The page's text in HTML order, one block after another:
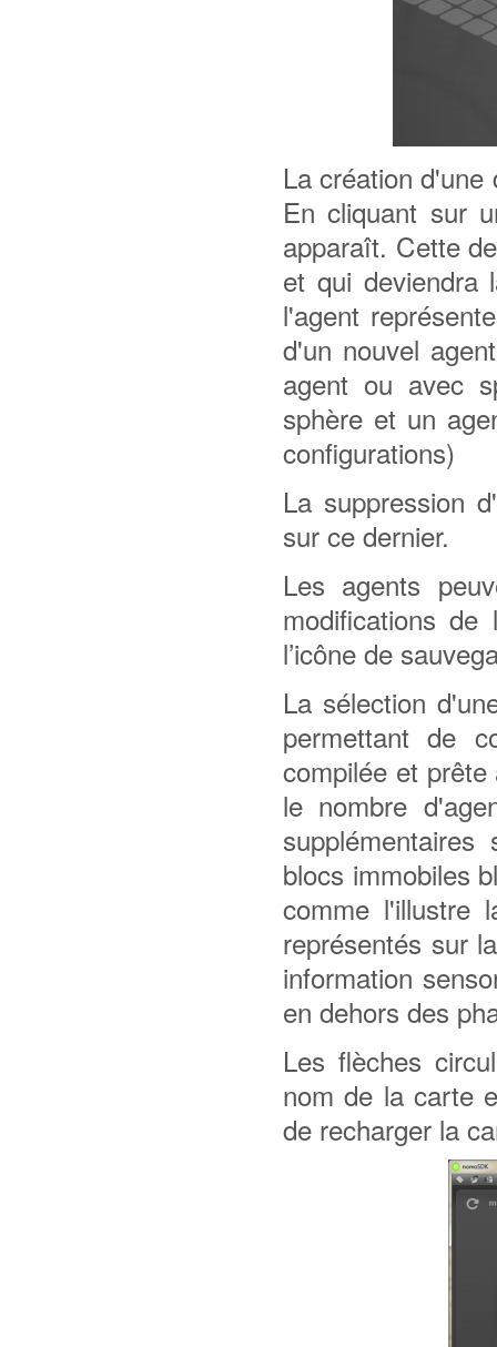
La création
En cliquant sur
apparaît. Cette
et qui deviendra
l'agent
d'un nouvel
agent ou avec
sphère et un
configurations)
La suppression
sur ce dernier.
Les agents
modifications
l’icône de
La sélection
permettant de
compilée et
le nombre
blocs immobiles
comme l'illustre
représentés sur
information
en dehors des
Les flèches
nom de la carte
de recharger la